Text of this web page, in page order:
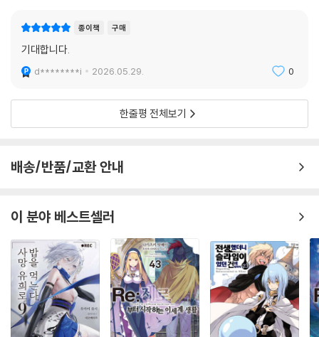
종이책 구매
기대합니다.
d********i 2026.05.29. 0
한줄평 전체보기
배송/반품/교환 안내
이 분야 베스트셀러